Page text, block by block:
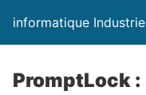
informatique
PromptLock